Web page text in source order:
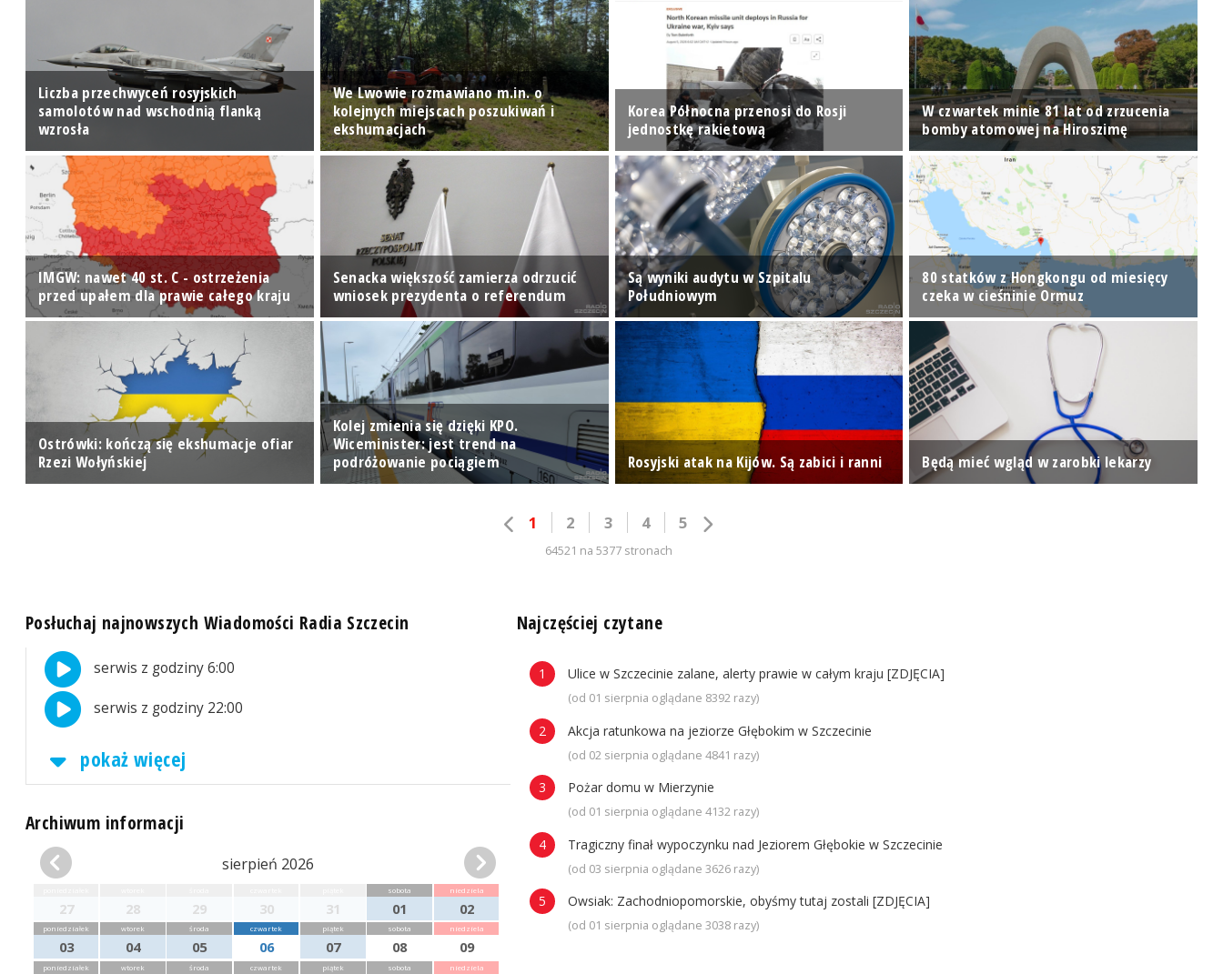
Liczba przechwyceń rosyjskich
samolotów nad wschodnią flanką
wzrosła
We Lwowie rozmawiano m.in. o
kolejnych miejscach poszukiwań i
ekshumacjach
Korea Północna przenosi do Rosji
jednostkę rakietową
W czwartek minie 81 lat od zrzucenia
bomby atomowej na Hiroszimę
IMGW: nawet 40 st. C - ostrzeżenia
przed upałem dla prawie całego kraju
Senacka większość zamierza odrzucić
wniosek prezydenta o referendum
Są wyniki audytu w Szpitalu
Południowym
80 statków z Hongkongu od miesięcy
czeka w cieśninie Ormuz
Ostrówki: kończą się ekshumacje ofiar
Rzezi Wołyńskiej
Kolej zmienia się dzięki KPO.
Wiceminister: jest trend na
podróżowanie pociągiem
Rosyjski atak na Kijów. Są zabici i ranni Będą mieć wgląd w zarobki lekarzy
1 2 3 4 5
64521 na 5377 stronach
Posłuchaj najnowszych Wiadomości Radia Szczecin
serwis z godziny 6:00
serwis z godziny 22:00
pokaż więcej
Archiwum informacji
sierpień 2026
27 28 29 30 31
sobota
01
niedziela
02
poniedziałek
03
wtorek
04
środa
05
czwartek
06
piątek
07
sobota
08
niedziela
09
poniedziałek wtorek środa czwartek piątek sobota niedziela
Najczęściej czytane
Ulice w Szczecinie zalane, alerty prawie w całym kraju [ZDJĘCIA]
(od 01 sierpnia oglądane 8392 razy)
Akcja ratunkowa na jeziorze Głębokim w Szczecinie
(od 02 sierpnia oglądane 4841 razy)
Pożar domu w Mierzynie
(od 01 sierpnia oglądane 4132 razy)
Tragiczny finał wypoczynku nad Jeziorem Głębokie w Szczecinie
(od 03 sierpnia oglądane 3626 razy)
Owsiak: Zachodniopomorskie, obyśmy tutaj zostali [ZDJĘCIA]
(od 01 sierpnia oglądane 3038 razy)